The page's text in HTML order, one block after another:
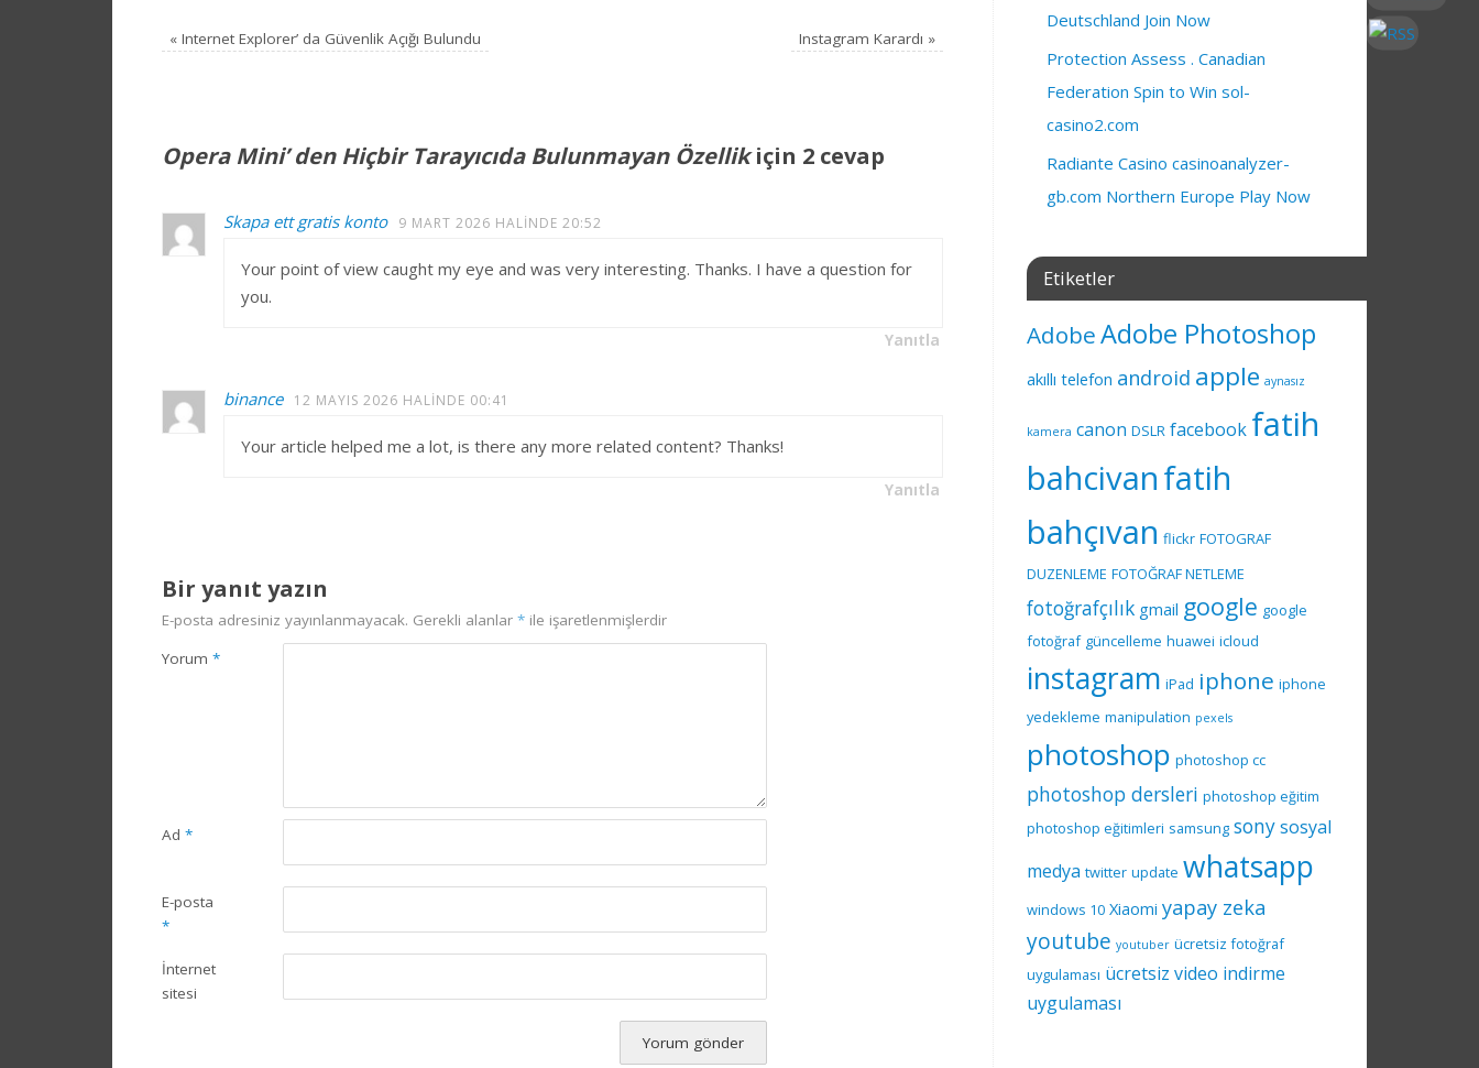
« Internet Explorer’ da Güvenlik Açığı Bulundu Instagram Karardı »
Opera Mini’ den Hiçbir Tarayıcıda Bulunmayan Özellikiçin 2 cevap
Skapa ett gratis konto 9 MART 2026 HALINDE 20:52
Your point of view caught my eye and was very interesting. Thanks. I have a question for
you.
Yanıtla
binance 12 MAYIS 2026 HALINDE 00:41
Your article helped me a lot, is there any more related content? Thanks!
Yanıtla
Bir yanıt yazın
E-posta adresiniz yayınlanmayacak. Gerekli alanlar * ile işaretlenmişlerdir
Yorum *
Ad *
E-posta
*
İnternet
sitesi
Deutschland Join Now
Protection Assess . Canadian
Federation Spin to Win sol-
casino2.com
Radiante Casino casinoanalyzer-
gb.com Northern Europe Play Now
Etiketler
AdobeAdobe Photoshop
akıllı telefon android apple aynasız
kamera canon DSLR facebook fatih
bahcivanfatih
bahçıvan flickr FOTOGRAF
DUZENLEME FOTOĞRAF NETLEME
fotoğrafçılık gmail google google
fotoğraf güncelleme huawei icloud
instagram iPad iphone iphone
yedekleme manipulation pexels
photoshop photoshop cc
photoshop dersleri photoshop eğitim
photoshop eğitimleri samsung sonysosyal
medya twitter update whatsapp
windows 10 Xiaomi yapay zeka
youtube youtuber ücretsiz fotoğraf
uygulaması ücretsiz video indirme
uygulaması